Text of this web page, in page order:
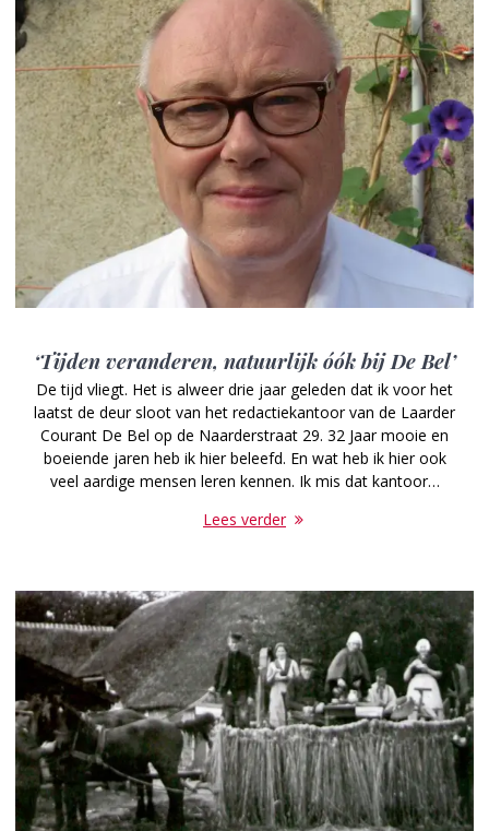
‘Tijden veranderen, natuurlijk óók bij De Bel’
De tijd vliegt. Het is alweer drie jaar geleden dat ik voor het
laatst de deur sloot van het redactiekantoor van de Laarder
Courant De Bel op de Naarderstraat 29. 32 Jaar mooie en
boeiende jaren heb ik hier beleefd. En wat heb ik hier ook
veel aardige mensen leren kennen. Ik mis dat kantoor…
Lees verder